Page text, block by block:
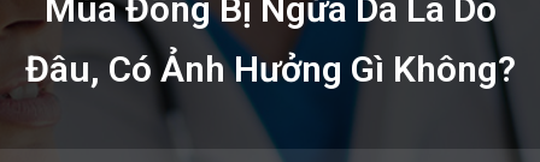
Mùa Đông Bị Ngứa Da Là Do
Đâu, Có Ảnh Hưởng Gì Không?